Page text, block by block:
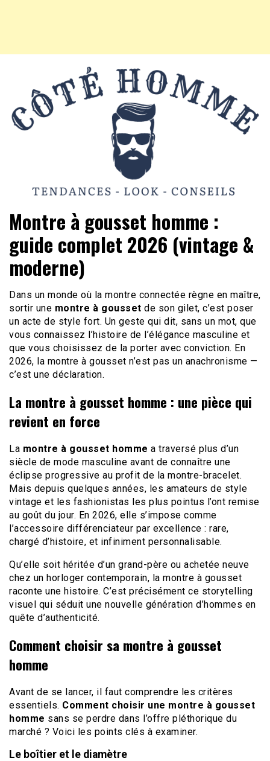
Côté Homme
vie pratique
Montre à gousset homme :
guide complet 2026 (vintage &
moderne)
Dans un monde où la montre connectée règne en maître,
sortir une montre à gousset de son gilet, c’est poser
un acte de style fort. Un geste qui dit, sans un mot, que
vous connaissez l’histoire de l’élégance masculine et
que vous choisissez de la porter avec conviction. En
2026, la montre à gousset n’est pas un anachronisme —
c’est une déclaration.
La montre à gousset homme : une pièce qui
revient en force
La montre à gousset homme a traversé plus d’un
siècle de mode masculine avant de connaître une
éclipse progressive au profit de la montre-bracelet.
Mais depuis quelques années, les amateurs de style
vintage et les fashionistas les plus pointus l’ont remise
au goût du jour. En 2026, elle s’impose comme
l’accessoire différenciateur par excellence : rare,
chargé d’histoire, et infiniment personnalisable.
Qu’elle soit héritée d’un grand-père ou achetée neuve
chez un horloger contemporain, la montre à gousset
raconte une histoire. C’est précisément ce storytelling
visuel qui séduit une nouvelle génération d’hommes en
quête d’authenticité.
Comment choisir sa montre à gousset
homme
Avant de se lancer, il faut comprendre les critères
essentiels. Comment choisir une montre à gousset
homme sans se perdre dans l’offre pléthorique du
marché ? Voici les points clés à examiner.
Le boîtier et le diamètre